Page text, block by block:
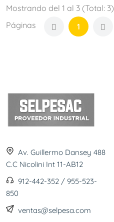
Mostrando del 1 al 3 (Total: 3)
Páginas
1
Av. Guillermo Dansey 488
C.C Nicolini Int 11-AB12
912-442-352 / 955-523-
850
ventas@selpesa.com